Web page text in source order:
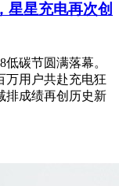
星星充电再次创
低碳节圆满落幕。
万用户共赴充电狂
排成绩再创历史新